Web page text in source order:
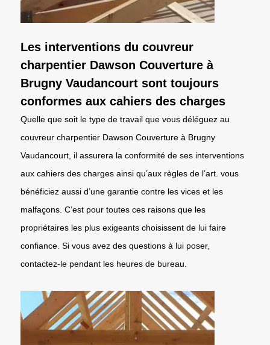
Les interventions du couvreur
charpentier Dawson Couverture à
Brugny Vaudancourt sont toujours
conformes aux cahiers des charges
Quelle que soit le type de travail que vous déléguez au
couvreur charpentier Dawson Couverture à Brugny
Vaudancourt, il assurera la conformité de ses interventions
aux cahiers des charges ainsi qu’aux règles de l’art. vous
bénéficiez aussi d’une garantie contre les vices et les
malfaçons. C’est pour toutes ces raisons que les
propriétaires les plus exigeants choisissent de lui faire
confiance. Si vous avez des questions à lui poser,
contactez-le pendant les heures de bureau.